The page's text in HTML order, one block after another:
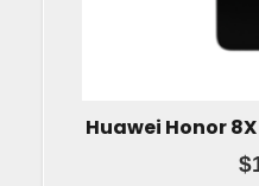
Huawei Honor
$